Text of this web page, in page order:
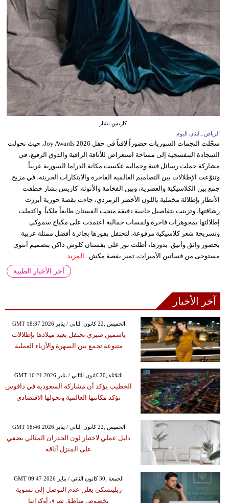
كاريس بشار
الرياض ـ لبنان اليوم
سجّلت النجمات السوريات حضوراً لافتاً في حفل Joy Awards 2026، حيث تحولت
السجادة البنفسجية إلى مساحة استعراض للأناقة الراقية والذوق الرفيع، في
مشاركة حملت رسائل فنية وجمالية عكست مكانة الدراما السورية عربياً.
وتنوّعت الإطلالات بين التصاميم العالمية الفاخرة والابتكارات الجريئة، في مزيج
جمع بين الكلاسيكية والعصرية، وبين الفخامة والأنوثة. كاريس بشار خطفت
الأنظار بإطلالة مخملية باللون الأخضر الزمردي، جاءت بقصة حورية أبرزت
رشاقتها، وتزينت بتفاصيل جانبية دقيقة منحت الفستان طابعاً ملكياً. واكتملت
إطلالتها بمجوهرات فاخرة ولمسات جمالية اعتمدت على مكياج سموكي
وتسريحة شعر كلاسيكية مرفوعة، لتحتفل بفوزها بجائزة أفضل ممثلة عربية
بحضور واثق وأنيق. بدورها، أطلت نور علي بفستان كلوش داكن بتصميم أنثوي
مستوحى من فساتين الأميرات، تميز بقصة مكش... المزيد
آخر الأخبار الطبية
آخر الأخبار
GMT 18:37 2026 الخميس ,22 كانون الثاني / يناير
ياسمين صبري تحتفل بعيد ميلادها بإطلالات
متنوعة تجمع بين السهرة والأزياء العملية
GMT 16:21 2026 الثلاثاء ,20 كانون الثاني / يناير
الخطيب يؤكد أن مشاركة السعودية في دافوس
تؤكد مكانتها العالمية وتحولها الاقتصادي
GMT 18:46 2026 الخميس ,22 كانون الثاني / يناير
دليل عملي لاختيار لون الجدران المثالي يضفي
على المنزل أناقة
GMT 09:47 2026 الجمعة ,30 كانون الثاني / يناير
زيلينسكي يعلن عدم التوصل إلى تسوية
بخصوص مناطق شرق أوكرانيا